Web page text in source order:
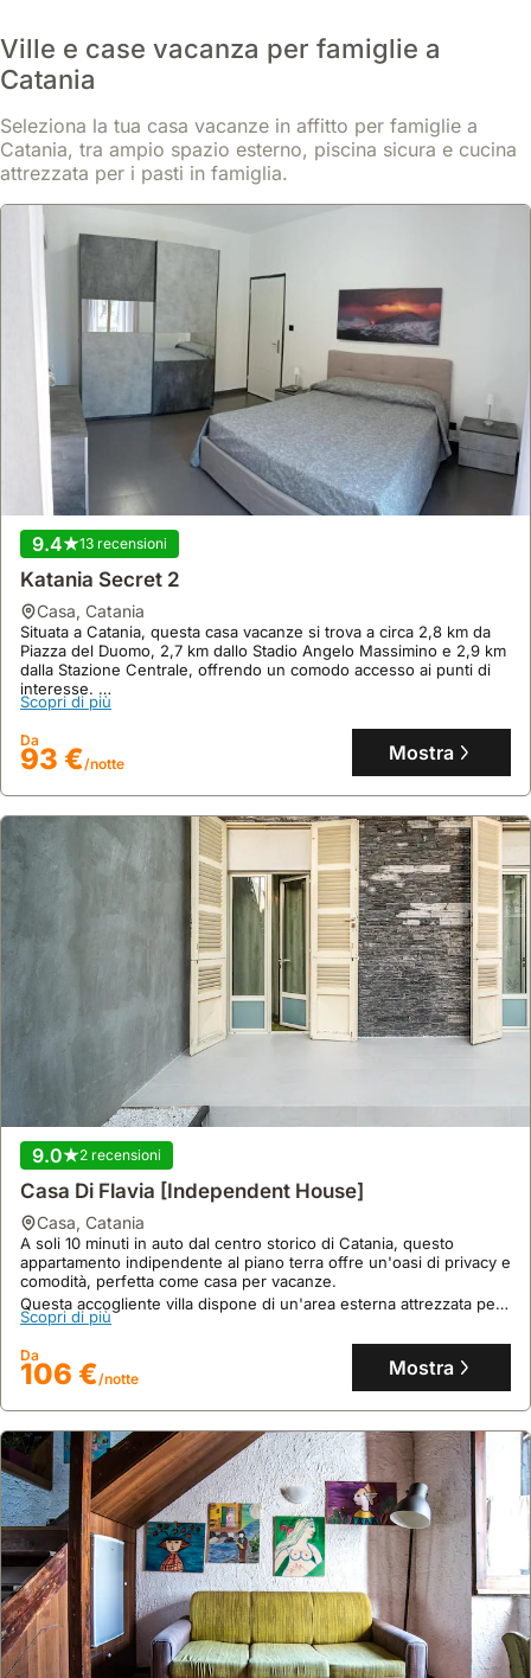
Ville e case vacanza per famiglie a
Catania
Seleziona la tua casa vacanze in affitto per famiglie a
Catania, tra ampio spazio esterno, piscina sicura e cucina
attrezzata per i pasti in famiglia.
9.4 13 recensioni
Katania Secret 2
casa, Catania
Situata a Catania, questa casa vacanze si trova a circa 2,8 km da
Piazza del Duomo, 2,7 km dallo Stadio Angelo Massimino e 2,9 km
dalla Stazione Centrale, offrendo un comodo accesso ai punti di
interesse.
Con 70 metri quadrati, questa accogliente villa può ospitare fino a
9 persone, disponendo di 2 camere da letto, 2 bagni, aria
condizionata e una terrazza con vista giardino.
Scopri di più
Da
93 €/notte Mostra
9.0 2 recensioni
Casa Di Flavia [Independent House]
casa, Catania
A soli 10 minuti in auto dal centro storico di Catania, questo
appartamento indipendente al piano terra offre un'oasi di privacy e
comodità, perfetta come casa per vacanze.
Questa accogliente villa dispone di un'area esterna attrezzata per
cene all'aperto e può ospitare fino a 4 persone, con comfort come
Scopri di più
Da
106 €/notte Mostra